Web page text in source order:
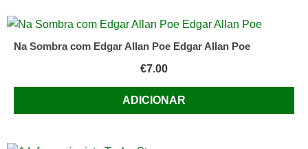
Na Sombra com Edgar Allan Poe Edgar Allan Poe
€7.00
ADICIONAR